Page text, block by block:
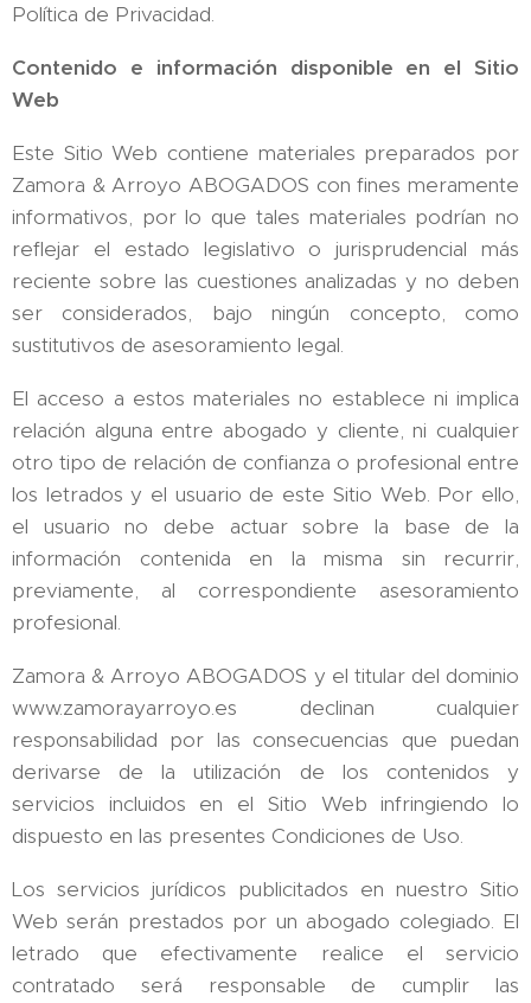
Política de Privacidad.
Contenido e información disponible en el Sitio
Web
Este Sitio Web contiene materiales preparados por
Zamora & Arroyo ABOGADOS con fines meramente
informativos, por lo que tales materiales podrían no
reflejar el estado legislativo o jurisprudencial más
reciente sobre las cuestiones analizadas y no deben
ser considerados, bajo ningún concepto, como
sustitutivos de asesoramiento legal.
El acceso a estos materiales no establece ni implica
relación alguna entre abogado y cliente, ni cualquier
otro tipo de relación de confianza o profesional entre
los letrados y el usuario de este Sitio Web. Por ello,
el usuario no debe actuar sobre la base de la
información contenida en la misma sin recurrir,
previamente, al correspondiente asesoramiento
profesional.
Zamora & Arroyo ABOGADOS y el titular del dominio
www.zamorayarroyo.es declinan cualquier
responsabilidad por las consecuencias que puedan
derivarse de la utilización de los contenidos y
servicios incluidos en el Sitio Web infringiendo lo
dispuesto en las presentes Condiciones de Uso.
Los servicios jurídicos publicitados en nuestro Sitio
Web serán prestados por un abogado colegiado. El
letrado que efectivamente realice el servicio
contratado será responsable de cumplir las